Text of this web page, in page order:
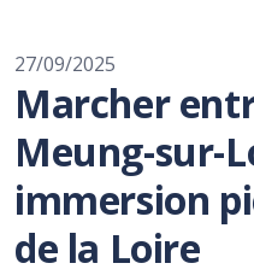
27/09/2025
Marcher
Meung-sur-
immersion
de la Loire